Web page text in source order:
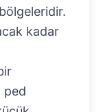
kadar
ped